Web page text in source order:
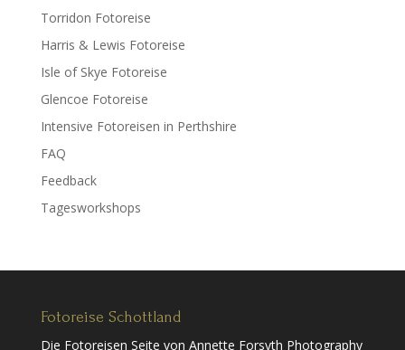
Torridon Fotoreise
Harris & Lewis Fotoreise
Isle of Skye Fotoreise
Glencoe Fotoreise
Intensive Fotoreisen in Perthshire
FAQ
Feedback
Tagesworkshops
Fotoreise Schottland
Die Fotoreisen Seite von Annette Forsyth Photography